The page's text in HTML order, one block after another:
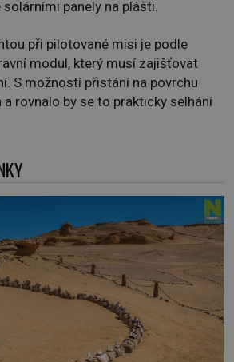
panely na plášti.
při pilotované misi je podle
modul, který musí zajišťovat
S možností přistání na povrchu
rovnalo by se to prakticky selhání